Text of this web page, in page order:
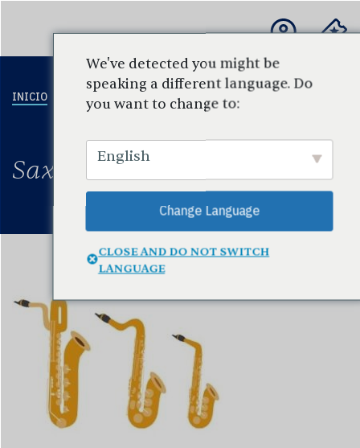
INICIO
EDUCACIÓN
PARA
ESCUELAS Y
ESCUCHAR
Saxofón
We've detected you might be
speaking a different language. Do
you want to change to:
English
Change Language
CLOSE AND DO NOT SWITCH
LANGUAGE